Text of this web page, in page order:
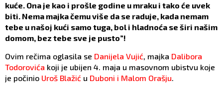
kuće. Ona je kao i prošle godine u mraku i tako će uvek
biti. Nema majka čemu više da se raduje, kada nemam
tebe u našoj kući samo tuga, bol i hladnoća se širi našim
domom, bez tebe sve je pusto”!
Ovim rečima oglasila se Danijela Vujić, majka Dalibora
Todorovića koji je ubijen 4. maja u masovnom ubistvu koje
je počinio Uroš Blažić u Duboni i Malom Orašju.